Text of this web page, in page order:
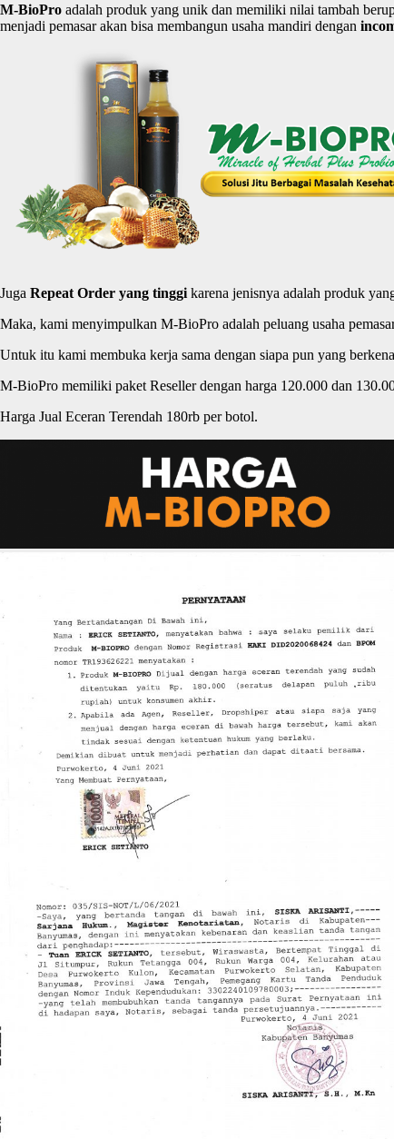
M-BioPro adalah produk yang unik dan memiliki nilai tambah
menjadi pemasar akan bisa membangun usaha mandiri dengan
Juga Repeat Order yang tinggi karena jenisnya adalah produk
Maka, kami menyimpulkan M-BioPro adalah peluang usaha
Untuk itu kami membuka kerja sama dengan siapa pun yang
M-BioPro memiliki paket Reseller dengan harga 120.000 dan
Harga Jual Eceran Terendah 180rb per botol.